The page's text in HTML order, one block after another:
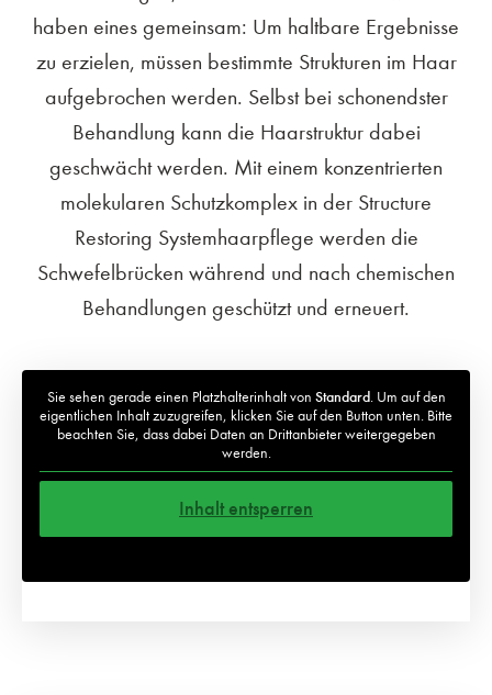
haben eines gemeinsam: Um haltbare Ergebnisse
zu erzielen, müssen bestimmte Strukturen im Haar
aufgebrochen werden. Selbst bei schonendster
Behandlung kann die Haarstruktur dabei
geschwächt werden. Mit einem konzentrierten
molekularen Schutzkomplex in der Structure
Restoring Systemhaarpflege werden die
Schwefelbrücken während und nach chemischen
Behandlungen geschützt und erneuert.
Sie sehen gerade einen Platzhalterinhalt von Standard. Um auf den
eigentlichen Inhalt zuzugreifen, klicken Sie auf den Button unten. Bitte
beachten Sie, dass dabei Daten an Drittanbieter weitergegeben
werden.
Inhalt entsperren